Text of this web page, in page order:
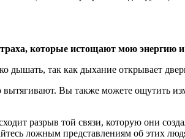
которые истощают мою энергию
дышать, так как дыхание открывает
Вы также можете ощутить
разрыв той связи, которую они
ложным представлениям об этих